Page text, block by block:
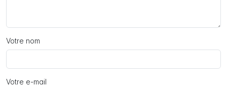
Votre nom
Votre e-mail